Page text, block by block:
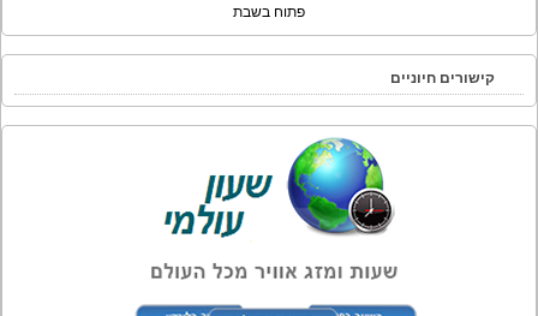
פתוח בשבת
קישורים חיוניים